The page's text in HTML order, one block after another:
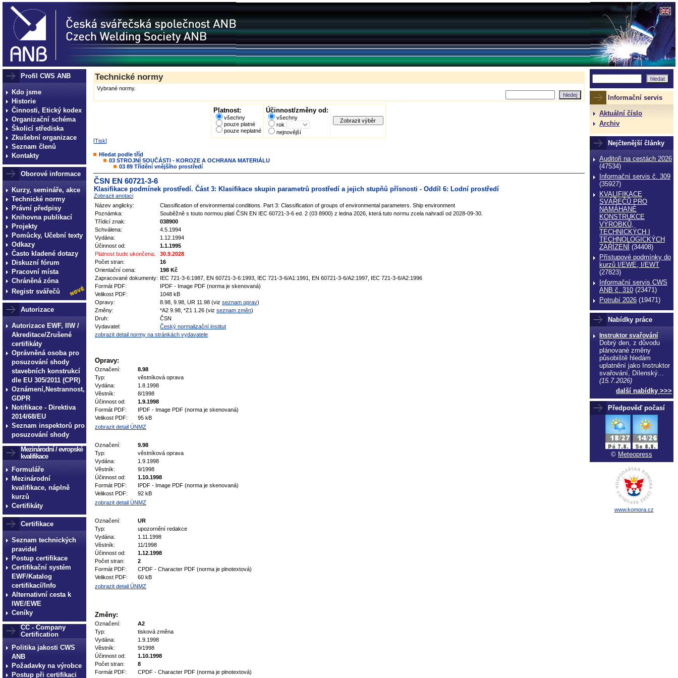
Profil CWS ANB
Kdo jsme
Historie
Činnosti, Etický kodex
Organizační schéma
Školicí střediska
Zkušební organizace
Seznam členů
Kontakty
Oborové informace
Kurzy, semináře, akce
Technické normy
Právní předpisy
Knihovna publikací
Projekty
Pomůcky, Učební texty
Odkazy
Často kladené dotazy
Diskuzní fórum
Pracovní místa
Chráněná zóna
Registr svářečů
Autorizace
Autorizace EWF, IIW /
Akreditace/Zrušené
certifikáty
Oprávněná osoba pro
posuzování shody
stavebních konstrukcí
dle EU 305/2011 (CPR)
Oznámení,Nestrannost,
GDPR
Notifikace - Direktiva
2014/68/EU
Seznam inspektorů pro
posuzování shody
Mezinárodní / evropské
kvalifikace
Formuláře
Mezinárodní
kvalifikace, náplně
kurzů
Certifikáty
Certifikace
Seznam technických
pravidel
Postup certifikace
Certifikační systém
EWF/Katalog
certifikací/Info
Alternativní cesta k
IWE/EWE
Ceníky
CC - Company
Certification
Politika jakosti CWS
ANB
Požadavky na výrobce
Postup při certifikaci
Technické normy
Vybrané normy.
Platnost:
všechny
pouze platné
pouze neplatné
Účinnost/změny od:
všechny
rok
nejnovější
[Tisk]
Hledat podle tříd
03 STROJNÍ SOUČÁSTI - KOROZE A OCHRANA MATERIÁLU
03 89 Třídění vnějšího prostředí
ČSN EN 60721-3-6
Klasifikace podmínek prostředí. Část 3: Klasifikace skupin parametrů prostředí a jejich stupňů přísnosti - Oddíl 6: Lodní prostředí
Zobrazit anotaci
Název anglicky:
Classification of environmental conditions. Part 3: Classification of groups of environmental parameters. Ship environment
Poznámka:
Souběžně s touto normou platí ČSN EN IEC 60721-3-6 ed. 2 (03 8900) z ledna 2026, která tuto normu zcela nahradí od 2028-09-30.
Třídicí znak:
038900
Schválena:
4.5.1994
Vydána:
1.12.1994
Účinnost od:
1.1.1995
Platnost bude ukončena:
30.9.2028
Počet stran:
16
Orientační cena:
198 Kč
Zapracované dokumenty:
IEC 721-3-6:1987, EN 60721-3-6:1993, IEC 721-3-6/A1:1991, EN 60721-3-6/A2:1997, IEC 721-3-6/A2:1996
Formát PDF:
IPDF - Image PDF (norma je skenovaná)
Velikost PDF:
1048 kB
Opravy:
8.98, 9.98, UR 11.98 (viz seznam oprav)
Změny:
*A2 9.98, *Z1 1.26 (viz seznam změn)
Druh:
ČSN
Vydavatel:
Český normalizační institut
zobrazit detail normy na stránkách vydavatele
Opravy:
Označení:
8.98
Typ:
věstníková oprava
Vydána:
1.8.1998
Věstník:
8/1998
Účinnost od:
1.9.1998
Formát PDF:
IPDF - Image PDF (norma je skenovaná)
Velikost PDF:
95 kB
zobrazit detail ÚNMZ
Označení:
9.98
Typ:
věstníková oprava
Vydána:
1.9.1998
Věstník:
9/1998
Účinnost od:
1.10.1998
Formát PDF:
IPDF - Image PDF (norma je skenovaná)
Velikost PDF:
92 kB
zobrazit detail ÚNMZ
Označení:
UR
Typ:
upozornění redakce
Vydána:
1.11.1998
Věstník:
11/1998
Účinnost od:
1.12.1998
Počet stran:
2
Formát PDF:
CPDF - Character PDF (norma je plnotextová)
Velikost PDF:
60 kB
zobrazit detail ÚNMZ
Změny:
Označení:
A2
Typ:
tisková změna
Vydána:
1.9.1998
Věstník:
9/1998
Účinnost od:
1.10.1998
Počet stran:
8
Formát PDF:
CPDF - Character PDF (norma je plnotextová)
Informační servis
Aktuální číslo
Archiv
Nejčtenější články
Auditoři na cestách 2026
(47534)
Informační servis č. 309
(35927)
KVALIFIKACE
SVÁŘEČŮ PRO
NAMÁHANÉ
KONSTRUKCE
VÝROBKŮ,
TECHNICKÝCH I
TECHNOLOGICKÝCH
ZAŔÍZENÍ (34408)
Přístupové podmínky do
kurzů I/EWE, I/EWT
(27823)
Informační servis CWS
ANB č. 310 (23471)
Potrubí 2026 (19471)
Nabídky práce
Instruktor svařování
Dobrý den, z důvodu
plánované změny
působiště hledám
uplatnění jako Instruktor
svařování, Dílenský...
(15.7.2026)
další nabídky >>>
Předpověď počasí
© Meteopress
www.komora.cz